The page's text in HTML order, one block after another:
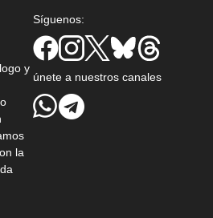
y
la
Síguenos:
únete a nuestros canales